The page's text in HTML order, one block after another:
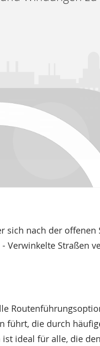
sich nach der
Verwinkelte Straßen
führt, die durch
ideal für alle, die